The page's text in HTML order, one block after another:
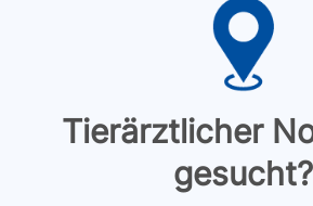
Tierärztlicher
gesucht?